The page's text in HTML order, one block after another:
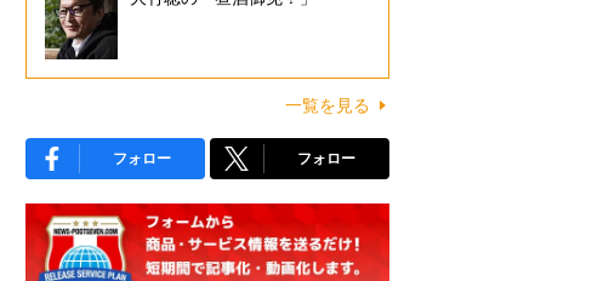
一覧を見る
フォロー フォロー